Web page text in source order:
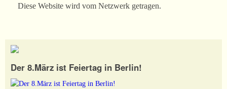
Diese Website wird vom Netzwerk getragen.
Der 8.März ist Feiertag in Berlin!